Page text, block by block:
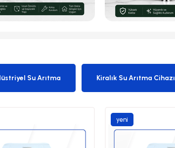
Su Arıtma Kiralık Su Arıtma Cihazı
yeni
ürün